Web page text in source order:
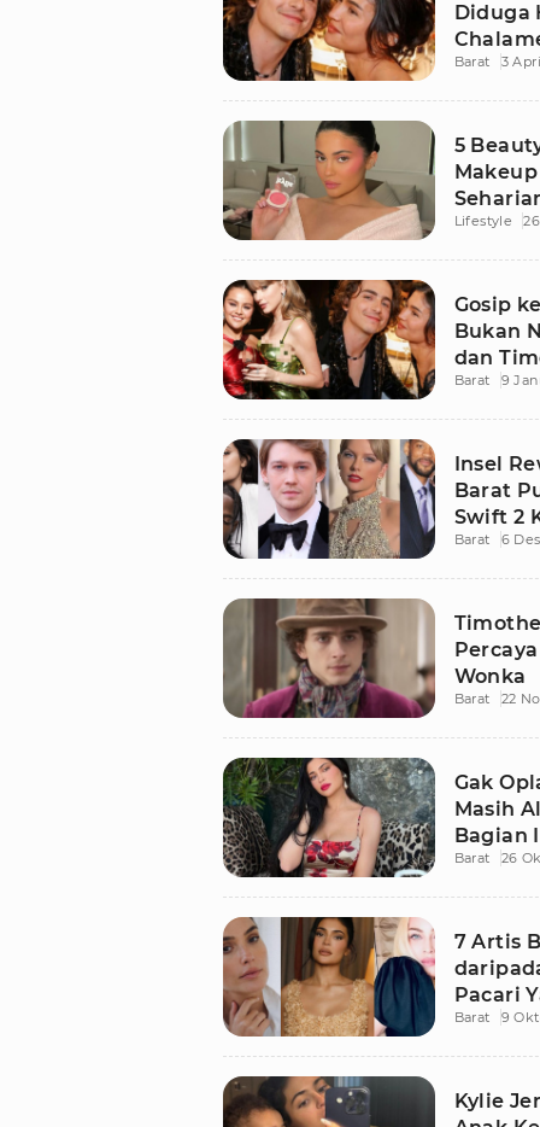
Diduga
Barat 3
5
Lifestyle
Gosip
Bukan
dan
Barat 9
Insel
Barat
Swift 2
Barat 6
Wonka
Barat 22
Gak
Masih
Bagian
Barat 26
7 Artis
Pacari
Barat 9
Kylie